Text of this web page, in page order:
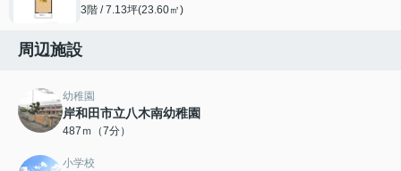
3階 / 7.13坪(23.60㎡)
周辺施設
幼稚園
岸和田市立八木南幼稚園
487ｍ（7分）
小学校